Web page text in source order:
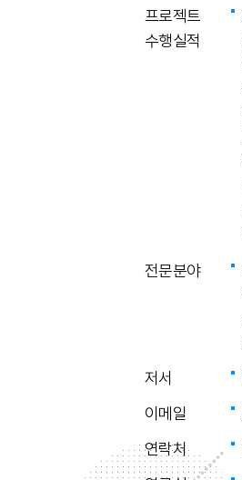
프로젝트
수행실적
전문분야
저서
이메일
연락처